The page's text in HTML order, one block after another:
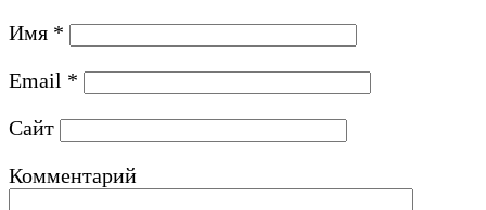
Имя *
Email *
Сайт
Комментарий